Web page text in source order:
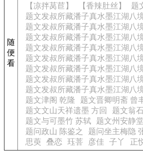
随
便
看
【凉拌莴苣】
【香辣肚丝】
题
题文发叔所藏潘子真水墨江湖八
题文发叔所藏潘子真水墨江湖八
题文发叔所藏潘子真水墨江湖八
题文发叔所藏潘子真水墨江湖八
题文发叔所藏潘子真水墨江湖八
题文发叔所藏潘子真水墨江湖八
题文发叔所藏潘子真水墨江湖八
题文发叔所藏潘子真水墨江湖八
题文津阁 乾隆
题文晋卿明斋 曾
题文文山天祥遗墨 方回
题文翁
题文与可墨竹 苏轼
题文州安静
题问政山 陈鉴之
题问坐主梅隐
思萸
叠恋 珏菩 彦佳 子丫 正